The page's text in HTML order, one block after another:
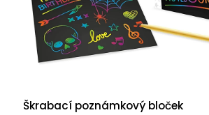
Škrabací poznámkový bloček